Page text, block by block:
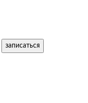
записаться